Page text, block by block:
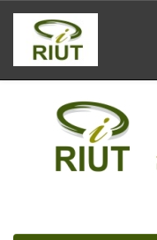
Skip
navigation